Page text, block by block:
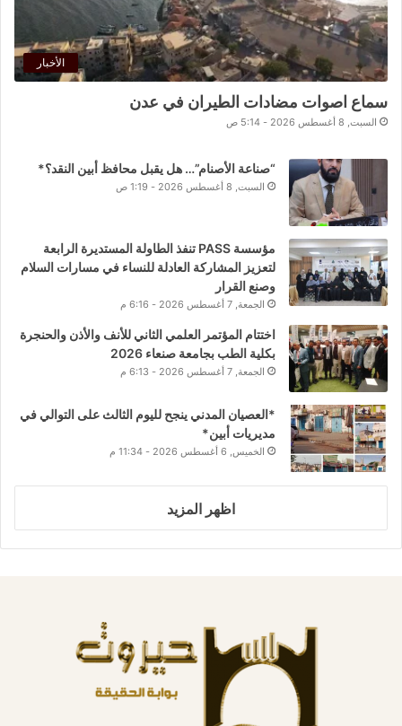
الأخبار
سماع اصوات مضادات الطيران في عدن
السبت, 8 أغسطس 2026 - 5:14 ص
“صناعة الأصنام”… هل يقبل محافظ أبين النقد؟*
السبت, 8 أغسطس 2026 - 1:19 ص
مؤسسة PASS تنفذ الطاولة المستديرة الرابعة
لتعزيز المشاركة العادلة للنساء في مسارات السلام
وصنع القرار
الجمعة, 7 أغسطس 2026 - 6:16 م
اختتام المؤتمر العلمي الثاني للأنف والأذن والحنجرة
بكلية الطب بجامعة صنعاء 2026
الجمعة, 7 أغسطس 2026 - 6:13 م
*العصيان المدني ينجح لليوم الثالث على التوالي في
مديريات أبين*
الخميس, 6 أغسطس 2026 - 11:34 م
اظهر المزيد